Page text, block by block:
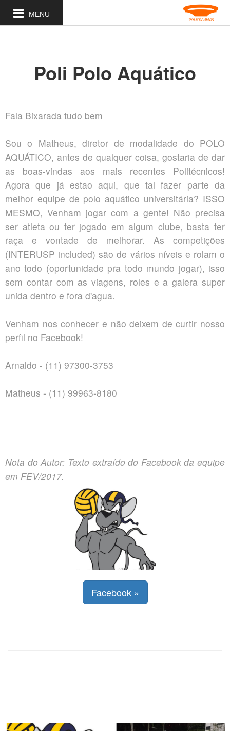
MENU
Poli Polo Aquático
Fala Bixarada tudo bem
Sou o Matheus, diretor de modalidade do POLO
AQUÁTICO, antes de qualquer coisa, gostaria de dar
as boas-vindas aos mais recentes Politécnicos!
Agora que já estao aqui, que tal fazer parte da
melhor equipe de polo aquático universitária? ISSO
MESMO, Venham jogar com a gente! Não precisa
ser atleta ou ter jogado em algum clube, basta ter
raça​ e vontade de melhorar. As competições
(INTERUSP included) são de vários níveis e rolam o
ano todo (oportunidade pra todo mundo jogar), isso
sem contar com as viagens, roles e a galera super
unida dentro e fora d'agua.
Venham nos conhecer e não deixem de curtir nosso
perfil no Facebook!
Arnaldo - (11) 97300-3753
Matheus - (11) 99963-8180
Nota do Autor: Texto extraído do Facebook da equipe
em FEV/2017.
Facebook »